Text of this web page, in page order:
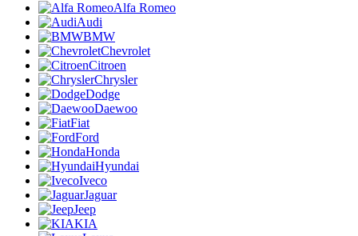
Alfa Romeo
Audi
BMW
Chevrolet
Citroen
Chrysler
Dodge
Daewoo
Fiat
Ford
Honda
Hyundai
Iveco
Jaguar
Jeep
KIA